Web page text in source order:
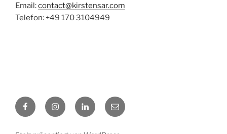
Email:contact@kirstensar.com
Telefon: +49 170 3104949
FacebookInstagramLinkedInE-
Mail